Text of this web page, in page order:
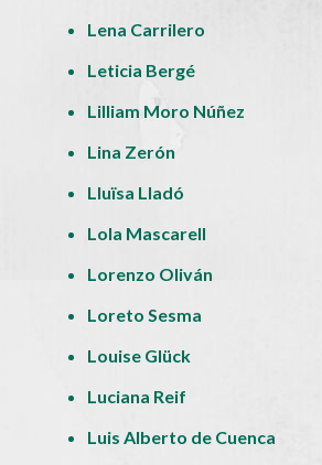
Lena Carrilero
Leticia Bergé
Lilliam Moro Núñez
Lina Zerón
Lluïsa Lladó
Lola Mascarell
Lorenzo Oliván
Loreto Sesma
Louise Glück
Luciana Reif
Luis Alberto de Cuenca